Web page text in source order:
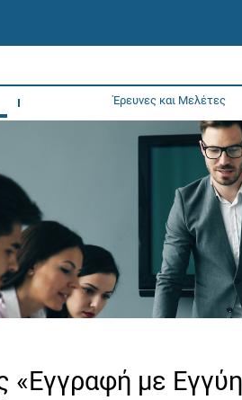
Έρευνες και Μελέτες
«Εγγραφή με